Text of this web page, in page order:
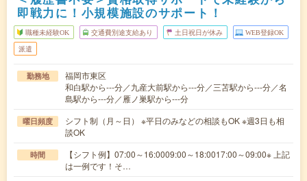
即戦力に！小規模施設のサポート！
職種未経験OK 交通費別途支給あり 土日祝日が休み WEB登録OK
派遣
勤務地
福岡市東区
和白駅から---分／九産大前駅から---分／三苫駅から---分／名
島駅から---分／雁ノ巣駅から---分
曜日頻度
シフト制（月～日） ※平日のみなどの相談もOK ※週3日も相
談OK
時間
【シフト例】07:00～16:0009:00～18:0017:00～09:00※ 上記
は一例です！そ…